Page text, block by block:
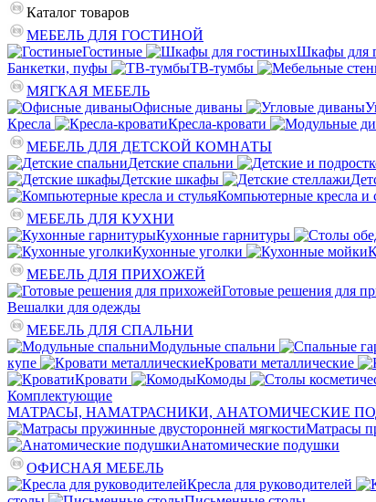
Каталог товаров
МЕБЕЛЬ ДЛЯ ГОСТИНОЙ
Гостиные
Шкафы для
Банкетки, пуфы
ТВ-тумбы
МЯГКАЯ МЕБЕЛЬ
Офисные диваны
Кресла
Кресла-кровати
МЕБЕЛЬ ДЛЯ ДЕТСКОЙ КОМНАТЫ
Детские спальни
Детские шкафы
Компьютерные кресла и
МЕБЕЛЬ ДЛЯ КУХНИ
Кухонные гарнитуры
Кухонные уголки
МЕБЕЛЬ ДЛЯ ПРИХОЖЕЙ
Готовые решения для
Вешалки для одежды
МЕБЕЛЬ ДЛЯ СПАЛЬНИ
Модульные спальни
купе
Кровати металлические
Кровати
Комоды
Комплектующие
МАТРАСЫ, НАМАТРАСНИКИ, АНАТОМИЧЕСКИЕ
Матрасы
Анатомические подушки
ОФИСНАЯ МЕБЕЛЬ
Кресла для руководителей